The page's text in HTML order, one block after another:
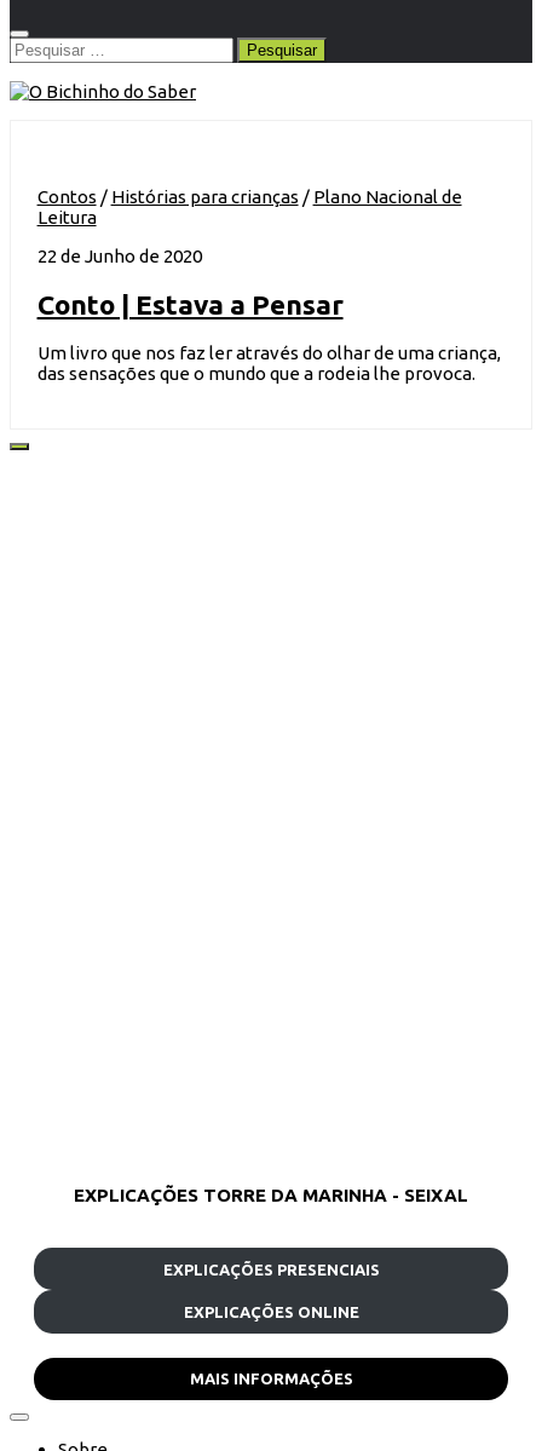
Pesquisar
por:
Contos / Histórias para crianças / Plano Nacional de
Leitura
22 de Junho de 2020
Conto | Estava a Pensar
Um livro que nos faz ler através do olhar de uma criança,
das sensações que o mundo que a rodeia lhe provoca.
EXPLICAÇÕES TORRE DA MARINHA - SEIXAL
EXPLICAÇÕES PRESENCIAIS
EXPLICAÇÕES ONLINE
MAIS INFORMAÇÕES